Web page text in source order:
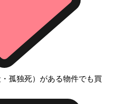
孤独死）がある物件でも買